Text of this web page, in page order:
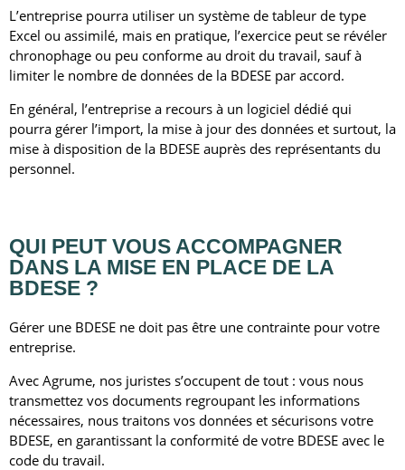
L’entreprise pourra utiliser un système de tableur de type
Excel ou assimilé, mais en pratique, l’exercice peut se révéler
chronophage ou peu conforme au droit du travail, sauf à
limiter le nombre de données de la BDESE par accord.
En général, l’entreprise a recours à un logiciel dédié qui
pourra gérer l’import, la mise à jour des données et surtout, la
mise à disposition de la BDESE auprès des représentants du
personnel.
QUI PEUT VOUS ACCOMPAGNER
DANS LA MISE EN PLACE DE LA
BDESE ?
Gérer une BDESE ne doit pas être une contrainte pour votre
entreprise.
Avec Agrume, nos juristes s’occupent de tout : vous nous
transmettez vos documents regroupant les informations
nécessaires, nous traitons vos données et sécurisons votre
BDESE, en garantissant la conformité de votre BDESE avec le
code du travail.